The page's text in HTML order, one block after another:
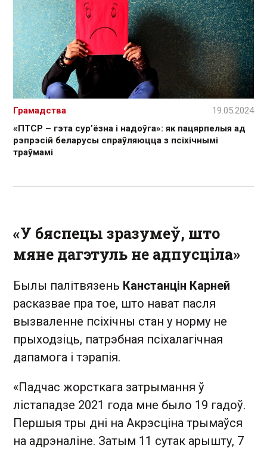
«ПТСР – гэта сур’ёзна і надоўга»: як пацярпелыя ад
рэпрэсій беларусы спраўляюцца з псіхічнымі
траўмамі
Грамадства 19.05.2024
«У бяспецы зразумеў, што
мяне дагэтуль не адпусціла»
Былы палітвязень Канстанцін Карней
расказвае пра тое, што нават пасля
вызваленне псіхічны стан у норму не
прыходзіць, патрэбная псіхалагічная
дапамога і тэрапія.
«Падчас жорсткага затрымання ў
лістападзе 2021 года мне было 19 гадоў.
Першыя тры дні на Акрэсціна трымаўся
на адрэналіне. Затым 11 сутак арышту, 7